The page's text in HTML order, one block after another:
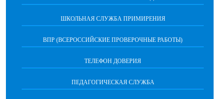
ШКОЛЬНАЯ СЛУЖБА ПРИМИРЕНИЯ
ВПР (ВСЕРОССИЙСКИЕ ПРОВЕРОЧНЫЕ РАБОТЫ)
ТЕЛЕФОН ДОВЕРИЯ
ПЕДАГОГИЧЕСКАЯ СЛУЖБА